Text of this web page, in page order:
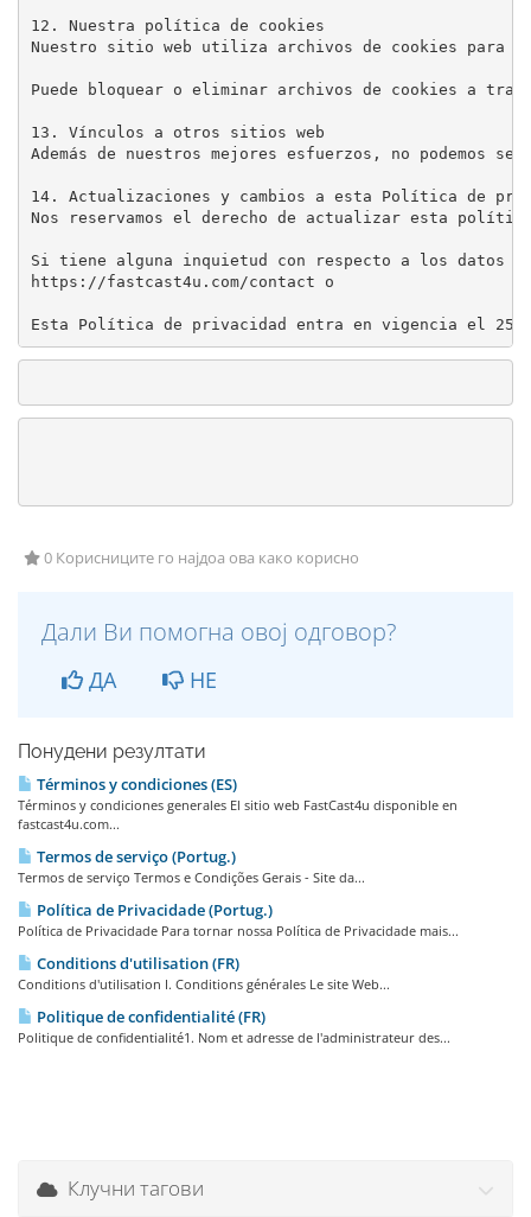
12. Nuestra política de cookies
Nuestro sitio web utiliza archivos de cookies para
Puede bloquear o eliminar archivos de cookies a
13. Vínculos a otros sitios web
Además de nuestros mejores esfuerzos, no
14. Actualizaciones y cambios a esta Política de
Nos reservamos el derecho de actualizar esta
Si tiene alguna inquietud con respecto a los datos
https://fastcast4u.com/contact o
Esta Política de privacidad entra en vigencia el 25
0 Корисниците го најдоа ова како корисно
Дали Ви помогна овој одговор?
ДА НЕ
Понудени резултати
Términos y condiciones (ES)
Términos y condiciones generales El sitio web FastCast4u disponible en
fastcast4u.com...
Termos de serviço (Portug.)
Termos de serviço Termos e Condições Gerais - Site da...
Política de Privacidade (Portug.)
Política de Privacidade Para tornar nossa Política de Privacidade mais...
Conditions d'utilisation (FR)
Conditions d'utilisation I. Conditions générales Le site Web...
Politique de confidentialité (FR)
Politique de confidentialité1. Nom et adresse de l'administrateur des...
Клучни тагови